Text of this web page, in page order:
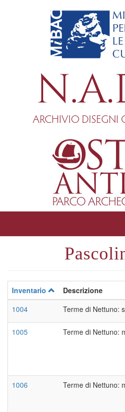
ARCHIVIO DISEGNI
Inventario Descrizione
1004
Terme di Nettuno:
1005 Terme di Nettuno:
1006 Terme di Nettuno: